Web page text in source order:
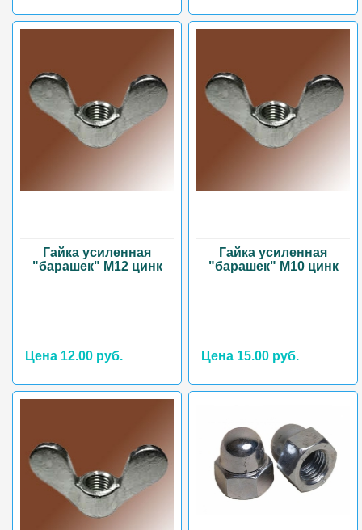
Гайка усиленная
"барашек" М12 цинк
Цена 12.00 руб.
Гайка усиленная
"барашек" М10 цинк
Цена 15.00 руб.